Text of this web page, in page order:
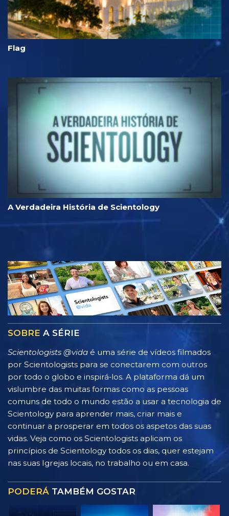
Flag
A Verdadeira História de Scientology
SOBRE A SÉRIE
Scientologists @vida é uma série de vídeos filmados
por Scientologists para se conectarem com outros
por todo o globo e inspirá‑los. A plataforma dá um
vislumbre das muitas formas como as pessoas
comuns de todo o mundo estão a usar a tecnologia de
Scientology para aprender mais, criar mais e
continuar a prosperar em todos os aspetos das suas
vidas. Veja como os Scientologists aplicam os
princípios de Scientology todos os dias, quer estejam
nas suas Igrejas locais, no trabalho ou em casa.
PODERÁ TAMBÉM GOSTAR